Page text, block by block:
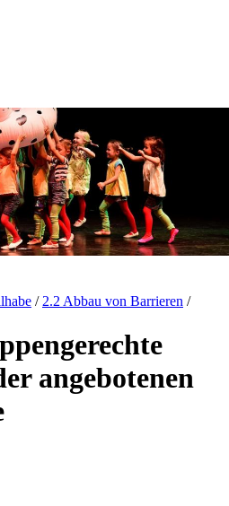
/ 2.2 Abbau von Barrieren /
angebotenen